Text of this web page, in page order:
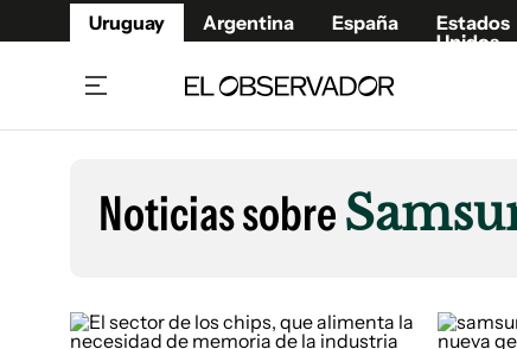
Uruguay Argentina España
Estados
Unidos
Beneficios Member
Café y Negocios
Noticias sobre